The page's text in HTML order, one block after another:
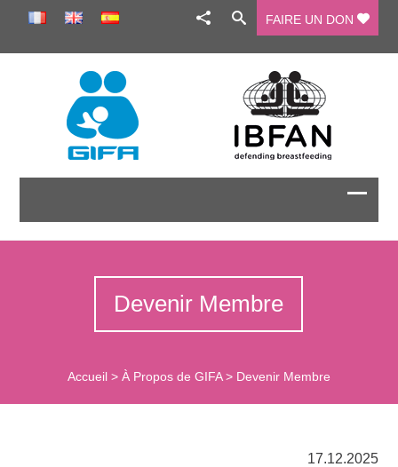
FAIRE UN DON
Devenir Membre
Accueil> À Propos de GIFA> Devenir Membre
17.12.2025